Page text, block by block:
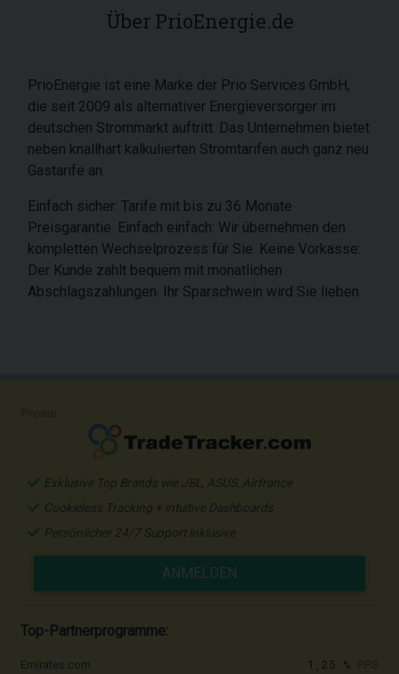
Über PrioEnergie.de
PrioEnergie ist eine Marke der Prio Services GmbH,
die seit 2009 als alternativer Energieversorger im
deutschen Strommarkt auftritt. Das Unternehmen bietet
neben knallhart kalkulierten Stromtarifen auch ganz neu
Gastarife an.
Einfach sicher: Tarife mit bis zu 36 Monate
Preisgarantie. Einfach einfach: Wir übernehmen den
kompletten Wechselprozess für Sie. Keine Vorkasse:
Der Kunde zahlt bequem mit monatlichen
Abschlagszahlungen. Ihr Sparschwein wird Sie lieben.
Exklusive Top Brands wie JBL, ASUS, Airfrance
Cookieless Tracking + intuitive Dashboards
Persönlicher 24/7 Support inklusive
ANMELDEN
Top-Partnerprogramme:
Emirates.com 1,25 %